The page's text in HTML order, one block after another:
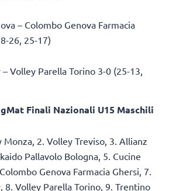
– Colombo Genova Farmacia
26, 25-17)
Volley Parella Torino 3-0 (25-13,
Finali Nazionali U15 Maschili
Monza, 2. Volley Treviso, 3. Allianz
Pallavolo Bologna, 5. Cucine
Genova Farmacia Ghersi, 7.
8. Volley Parella Torino, 9. Trentino